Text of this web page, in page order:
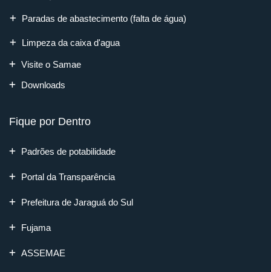
Paradas de abastecimento (falta de água)
Limpeza da caixa d'agua
Visite o Samae
Downloads
Fique por Dentro
Padrões de potabilidade
Portal da Transparência
Prefeitura de Jaraguá do Sul
Fujama
ASSEMAE